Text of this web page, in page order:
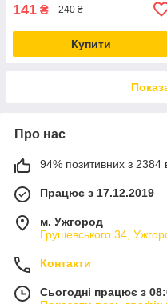
141 ₴ 240 ₴
Купити
Про нас
94% позитивних з 2384
Працює з 17.12.2019
м. Ужгород
Грушевського 34,
Контакти
Сьогодні працює з